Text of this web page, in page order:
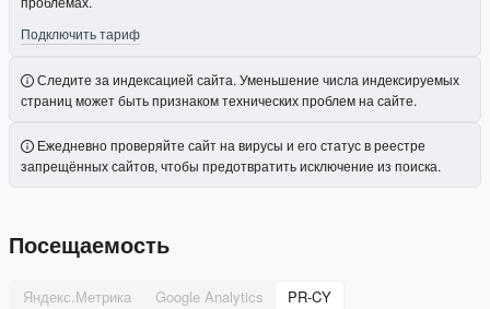
Подключить тариф
Следите за индексацией сайта. Уменьшение числа индексируемых
страниц может быть признаком технических проблем на сайте.
Ежедневно проверяйте сайт на вирусы и его статус в реестре
запрещённых сайтов, чтобы предотвратить исключение из поиска.
Посещаемость
Яндекс.Метрика Google Analytics PR-CY